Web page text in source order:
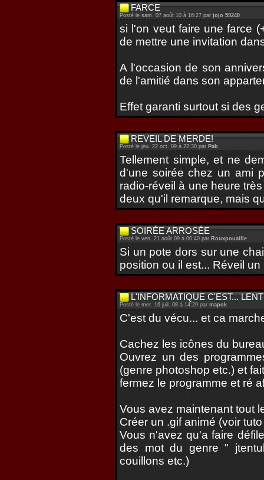
FARCE
Posté le sam. 07 août 10 à 16:27 par jojo 59240
si l'on veut faire une farce
de mettre une invitation
A l'occasion de son
de l'amitié dans son
Effet garanti surtout si des
REVEIL DE MERDE!
Posté le jeu. 22 oct. 09 à 22:30 par Pab
Tellement simple, et ne
d'une soirée chez un ami
radio-réveil à une heure
deux qu'il remarque, mais
SOIRÉE ARROSÉE
Posté le ven. 21 août 09 à 00:40 par Rouxpouaille
Si un pote dors sur une
position ou il est... Réveil
L'INFORMATIQUE C'EST... LENT
Posté le mer. 16 juil. 08 à 14:29 par mapok
C'est du vécu... et ca
Cachez les icônes du
Ouvrez un des
(genre photoshop etc.) et
fermez le programme et ré
Vous avez maintenant tout
Créer un .gif animé (voir
Vous n'avez qu'a faire
des mot du genre "
couillons etc.)